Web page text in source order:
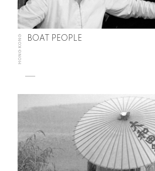
HONG KONG BOAT PEOPLE